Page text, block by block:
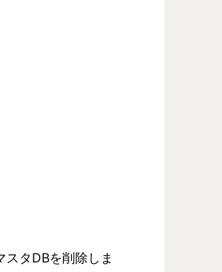
スタDBを削除しま